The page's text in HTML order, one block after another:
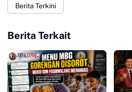
Berita Terkini
Berita Terkait